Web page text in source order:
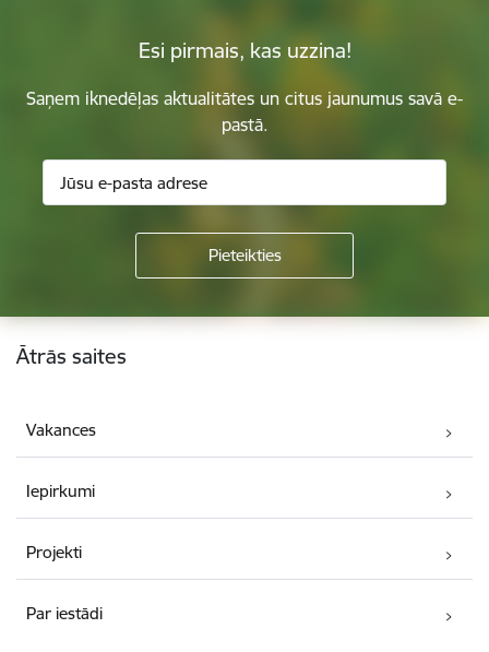
Esi pirmais, kas uzzina!
Saņem iknedēļas aktualitātes un citus jaunumus savā e-
pastā.
Kājene
Ātrās saites
Vakances
Iepirkumi
Projekti
Par iestādi